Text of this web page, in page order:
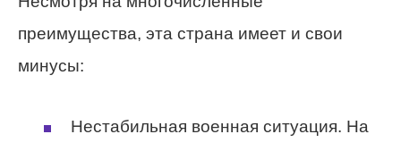
преимущества, эта страна имеет и свои
минусы:
Нестабильная военная ситуация. На